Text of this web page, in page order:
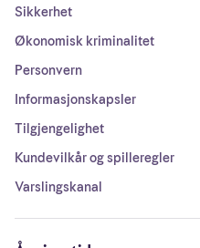
Sikkerhet
Økonomisk kriminalitet
Personvern
Informasjonskapsler
Tilgjengelighet
Kundevilkår og spilleregler
Varslingskanal